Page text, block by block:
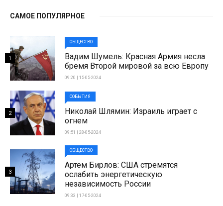
САМОЕ ПОПУЛЯРНОЕ
ОБЩЕСТВО
Вадим Шумель: Красная Армия несла
бремя Второй мировой за всю Европу
09:20 | 15-05-2024
1
СОБЫТИЯ
Николай Шлямин: Израиль играет с
огнем
09:51 | 28-05-2024
2
ОБЩЕСТВО
Артем Бирлов: США стремятся
ослабить энергетическую
независимость России
09:33 | 17-05-2024
3